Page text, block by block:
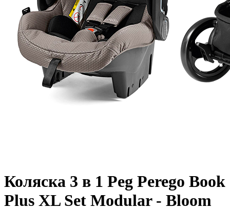
Коляска 3 в 1 Peg Perego Book
Plus XL Set Modular - Bloom